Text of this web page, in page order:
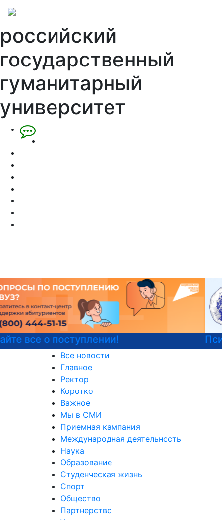
российский
государственный
гуманитарный
университет
Психологическая служба РГГУ
Все новости
Главное
Ректор
Коротко
Важное
Мы в СМИ
Приемная кампания
Международная деятельность
Наука
Образование
Студенческая жизнь
Спорт
Общество
Партнерство